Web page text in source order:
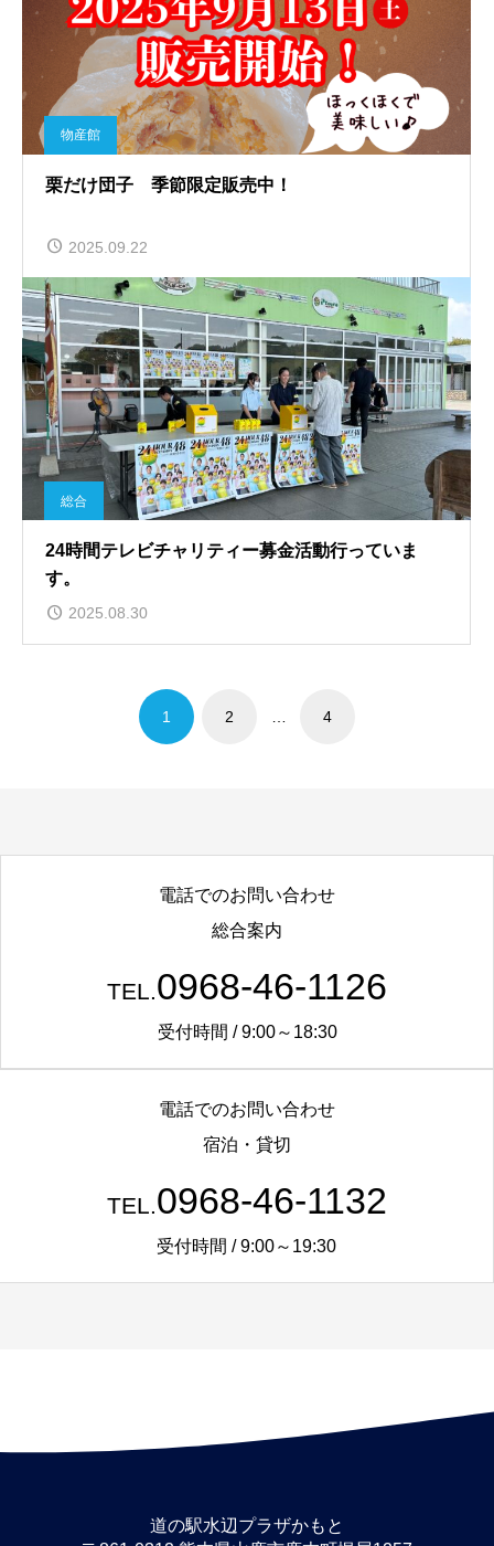
物産館
栗だけ団子 季節限定販売中！
2025.09.22
総合
24時間テレビチャリティー募金活動行っていま
す。
2025.08.30
1 2 4
電話でのお問い合わせ
総合案内
TEL. 0968-46-1126
受付時間 / 9:00～18:30
電話でのお問い合わせ
宿泊・貸切
TEL. 0968-46-1132
受付時間 / 9:00～19:30
道の駅水辺プラザかもと